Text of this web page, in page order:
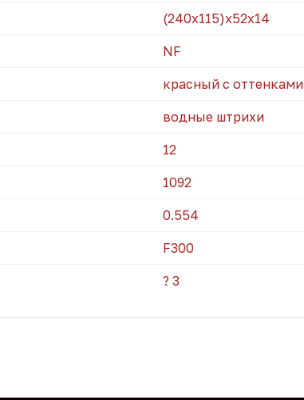
(240x115)х52х14
NF
красный с оттенками
водные штрихи
12
1092
0.554
F300
? 3